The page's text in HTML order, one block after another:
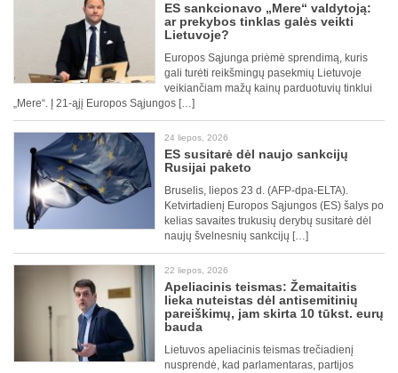
ES sankcionavo „Mere“ valdytoją:
ar prekybos tinklas galės veikti
Lietuvoje?
Europos Sąjunga priėmė sprendimą, kuris
gali turėti reikšmingų pasekmių Lietuvoje
veikiančiam mažų kainų parduotuvių tinklui
„Mere“. Į 21-ąjį Europos Sąjungos […]
24 liepos, 2026
ES susitarė dėl naujo sankcijų
Rusijai paketo
Bruselis, liepos 23 d. (AFP-dpa-ELTA).
Ketvirtadienį Europos Sąjungos (ES) šalys po
kelias savaites trukusių derybų susitarė dėl
naujų švelnesnių sankcijų […]
22 liepos, 2026
Apeliacinis teismas: Žemaitaitis
lieka nuteistas dėl antisemitinių
pareiškimų, jam skirta 10 tūkst. eurų
bauda
Lietuvos apeliacinis teismas trečiadienį
nusprendė, kad parlamentaras, partijos